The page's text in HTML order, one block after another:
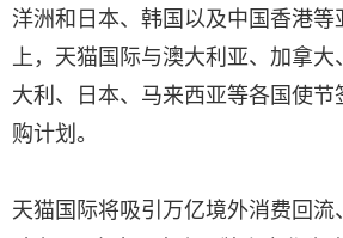
洋洲和日本、韩国以及中国香港等
上，天猫国际与澳大利亚、加拿
大利、日本、马来西亚等各国使
购计划。
天猫国际将吸引万亿境外消费回流